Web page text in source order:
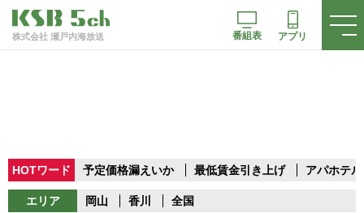
株式会社 瀬戸内海放送 番組表 アプリ
HOTワード 予定価格漏えいか 最低賃金引き上げ アパホテル
エリア 岡山 香川 全国